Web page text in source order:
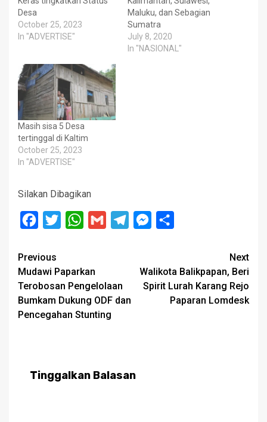
Desa
October 25, 2023
In "ADVERTISE"
Maluku, dan Sebagian
Sumatra
July 8, 2020
In "NASIONAL"
Masih sisa 5 Desa
tertinggal di Kaltim
October 25, 2023
In "ADVERTISE"
Silakan Dibagikan
Facebook
Twitter WhatsApp
Gmail TelegramMessenger
Post
navigation
Previous
Mudawi Paparkan
Terobosan Pengelolaan
Bumkam Dukung ODF dan
Pencegahan Stunting
Next
Walikota Balikpapan, Beri
Spirit Lurah Karang Rejo
Paparan Lomdesk
Tinggalkan Balasan